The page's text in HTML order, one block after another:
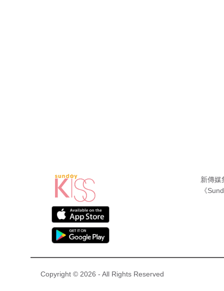
新傳媒
《
Copyright © 2026 - All Rights Reserved